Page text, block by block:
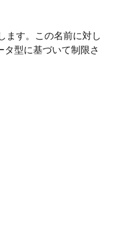
ます。この名前に対し
型に基づいて制限さ